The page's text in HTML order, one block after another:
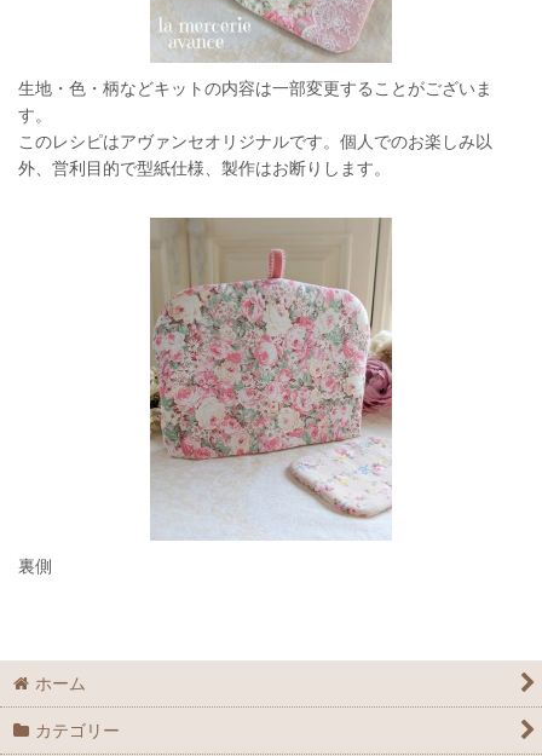
生地・色・柄などキットの内容は一部変更することがございま
す。
このレシピはアヴァンセオリジナルです。個人でのお楽しみ以
外、営利目的で型紙仕様、製作はお断りします。
裏側
ホーム
カテゴリー